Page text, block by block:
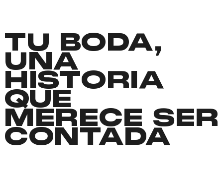
TU BODA,
UNA
HISTORIA
QUE
MERECE SER
CONTADA